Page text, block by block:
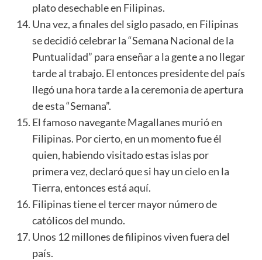
plato desechable en Filipinas.
Una vez, a finales del siglo pasado, en Filipinas
se decidió celebrar la “Semana Nacional de la
Puntualidad” para enseñar a la gente a no llegar
tarde al trabajo. El entonces presidente del país
llegó una hora tarde a la ceremonia de apertura
de esta “Semana”.
El famoso navegante Magallanes murió en
Filipinas. Por cierto, en un momento fue él
quien, habiendo visitado estas islas por
primera vez, declaró que si hay un cielo en la
Tierra, entonces está aquí.
Filipinas tiene el tercer mayor número de
católicos del mundo.
Unos 12 millones de filipinos viven fuera del
país.